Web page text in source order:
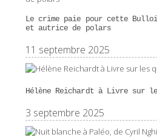
Le crime paie pour cette
et autrice de polars
11 septembre 2025
Hélène Reichardt à Livre sur
3 septembre 2025